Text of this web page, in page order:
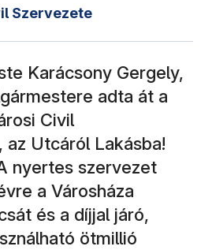
Szervezete
Karácsony Gergely,
adta át a
Civil
az Utcáról Lakásba!
nyertes szervezet
a Városháza
és a díjjal járó,
ötmillió